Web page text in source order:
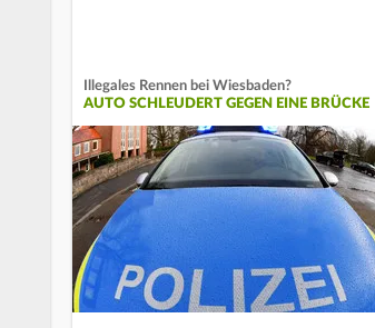
Illegales Rennen bei Wiesbaden?
AUTO SCHLEUDERT GEGEN EINE BRÜCKE